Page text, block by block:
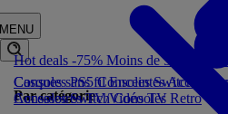
MENU
Hot deals -75% Moins de 5€
Par catégorie
Consoles PS5Consoles Switch 2
Consoles SwitchConsoles Retro
Casques sans filEnceintes
Accessoires TV/VidéoTV